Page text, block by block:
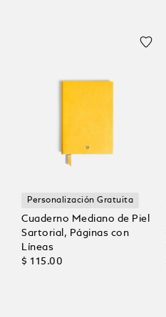
Personalización Gratuita
Cuaderno Mediano de Piel
Sartorial, Páginas con
Líneas
$ 115.00